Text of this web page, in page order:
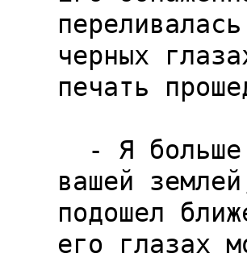
черных
печать
вашей
подошел
его глазах